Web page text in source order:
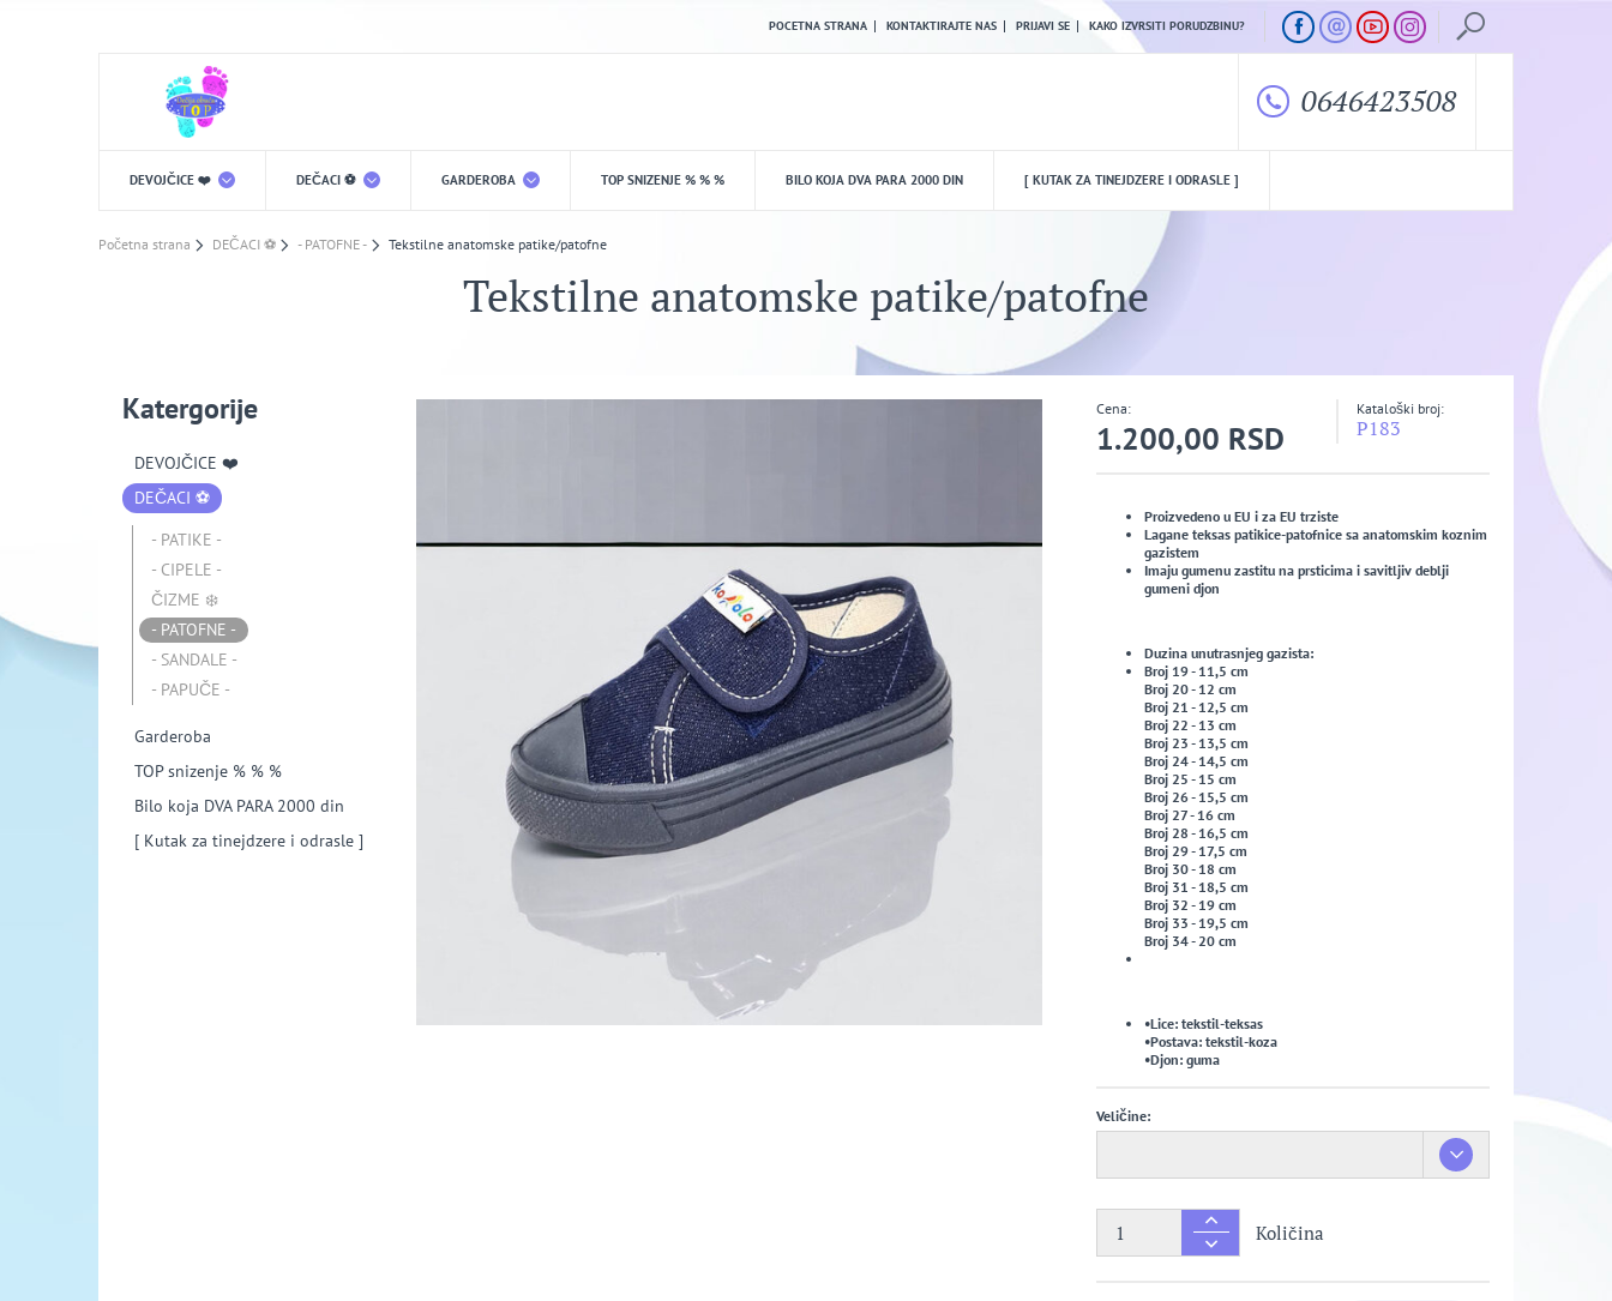
POCETNA STRANA KONTAKTIRAJTE NAS PRIJAVI SE KAKO IZVRSITI PORUDZBINU?
0646423508
DEVOJČICE ❤️ DEČACI ⚽️ GARDEROBA TOP SNIZENJE % % % BILO KOJA DVA PARA 2000 DIN [ KUTAK ZA TINEJDZERE I ODRASLE ]
Početna strana DEČACI ⚽️ - PATOFNE - Tekstilne anatomske patike/patofne
Tekstilne anatomske patike/patofne
Katergorije
DEVOJČICE ❤️
DEČACI ⚽️
- PATIKE -
- CIPELE -
ČIZME ❄️
- PATOFNE -
- SANDALE -
- PAPUČE -
Garderoba
TOP snizenje % % %
Bilo koja DVA PARA 2000 din
[ Kutak za tinejdzere i odrasle ]
Cena:
1.200,00 RSD
Kataloški broj:
P183
Proizvedeno u EU i za EU trziste
Lagane teksas patikice-patofnice sa anatomskim koznim
gazistem
Imaju gumenu zastitu na prsticima i savitljiv deblji
gumeni djon
Duzina unutrasnjeg gazista:
Broj 19 - 11,5 cm
Broj 20 - 12 cm
Broj 21 - 12,5 cm
Broj 22 - 13 cm
Broj 23 - 13,5 cm
Broj 24 - 14,5 cm
Broj 25 - 15 cm
Broj 26 - 15,5 cm
Broj 27 - 16 cm
Broj 28 - 16,5 cm
Broj 29 - 17,5 cm
Broj 30 - 18 cm
Broj 31 - 18,5 cm
Broj 32 - 19 cm
Broj 33 - 19,5 cm
Broj 34 - 20 cm
•Lice: tekstil-teksas
•Postava: tekstil-koza
•Djon: guma
Veličine:
Količina